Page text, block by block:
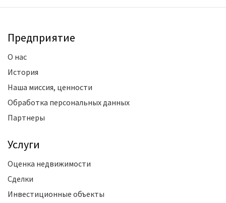
Предприятие
О нас
История
Наша миссия, ценности
Обработка персональных данных
Партнеры
Услуги
Оценка недвижимости
Сделки
Инвестиционные объекты